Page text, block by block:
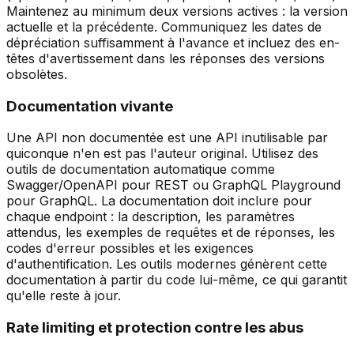
Maintenez au minimum deux versions actives : la version
actuelle et la précédente. Communiquez les dates de
dépréciation suffisamment à l'avance et incluez des en-
têtes d'avertissement dans les réponses des versions
obsolètes.
Documentation vivante
Une API non documentée est une API inutilisable par
quiconque n'en est pas l'auteur original. Utilisez des
outils de documentation automatique comme
Swagger/OpenAPI pour REST ou GraphQL Playground
pour GraphQL. La documentation doit inclure pour
chaque endpoint : la description, les paramètres
attendus, les exemples de requêtes et de réponses, les
codes d'erreur possibles et les exigences
d'authentification. Les outils modernes génèrent cette
documentation à partir du code lui-même, ce qui garantit
qu'elle reste à jour.
Rate limiting et protection contre les abus